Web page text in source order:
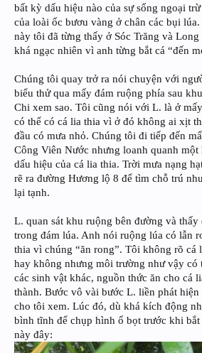
bất kỳ dấu hiệu nào của sự sống ngoại
của loài ốc bươu vàng ở chân các bụi
này tôi đã từng thấy ở Sóc Trăng và
khá ngạc nhiên vì anh từng bắt cá “đến
Chúng tôi quay trở ra nói chuyện với
biểu thử qua mấy đám ruộng phía sau
Chi xem sao. Tôi cũng nói với L. là ở
có thể có cá lia thia vì ở đó không ai xịt
đầu có mưa nhỏ. Chúng tôi đi tiếp đến
Công Viên Nước nhưng loanh quanh
dấu hiệu của cá lia thia. Trời mưa nạng
rẽ ra đường Hương lộ 8 để tìm chỗ trú
lại tạnh.
L. quan sát khu ruộng bên đường và thấy
trong đám lúa. Anh nói ruộng lúa có lẫn
thia vì chúng “ăn rong”. Tôi không rõ cá
hay không nhưng môi trường như vậy có
các sinh vật khác, nguồn thức ăn cho cá
thành. Bước vô vài bước L. liền phát
cho tôi xem. Lúc đó, dù khá kích động
bình tĩnh để chụp hình ổ bọt trước khi bắt
này đây: